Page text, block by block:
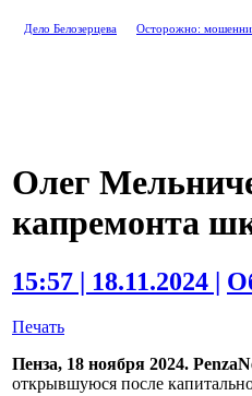
Дело Белозерцева Осторожно:
Олег
капремонта
15:57 | 18.11.2024 |
Печать
Пенза, 18 ноября 2024.
открывшуюся после